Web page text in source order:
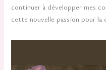
continuer à développer mes
cette nouvelle passion pour la